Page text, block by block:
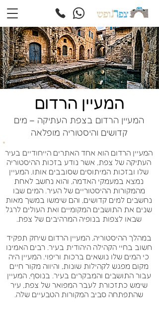
המעיין הרדום
המעיין הרדום בצפת העתיקה – מים
קדושים והיסטוריה מופלאה
המעיין הרדום הוא אחד האתרים הייחודיים בעיר
העתיקה של צפת, אשר נודע בזכות ההיסטוריה
שלו ובזכות המיתוסים שסובבים אותו. המעיין
נמצא במעמקי האדמה, והוא נחשב לאחת
מהמקורות ההיסטוריים של העיר. המים שבו
נחשבים למים קדושים, והם שימשו במשך מאות
שנים את התושבים המקומיים ואת העולים לרגל
שבאו לצפות בנופיה המרהיבים של צפת.
במהלך ההיסטוריה, המעיין הרדום שיחק תפקיד
חשוב בחיי הקהילה היהודית בעיר. רבים האמינו
כי המים שלו נושאים ברכות וריפוי. המעיין היה
מקום מפגש לקהילות שונות, והיווה מקור חיים
עבור התושבים והמבקרים בעיר. בנוסף, המעיין
שימש כתזכורת לעבר המפואר של צפת, עיר
שהתפתחה סביב המקורות הטבעיים שלה.